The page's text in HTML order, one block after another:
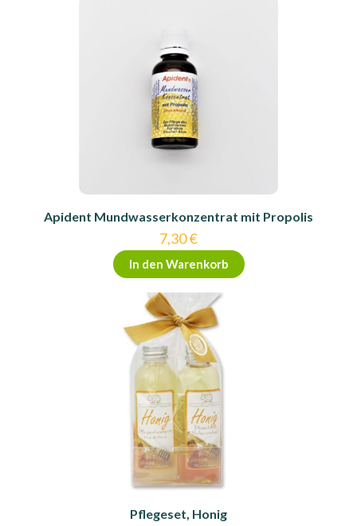
Apident Mundwasserkonzentrat mit Propolis
7,30€
In den Warenkorb
Pflegeset, Honig